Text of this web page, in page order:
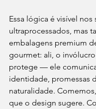
Essa lógica é visível nos
ultraprocessados, mas
embalagens premium
gourmet: ali, o
protege — ele comunica
identidade, promessas
naturalidade.
que o design sugere.